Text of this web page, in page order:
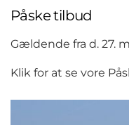
Påske tilbud
Gældende fra d. 27.
Klik for at se vore